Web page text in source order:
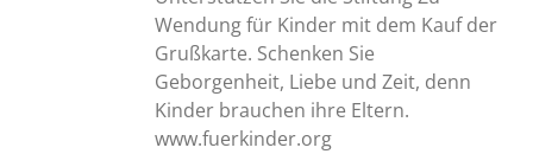
Wendung für Kinder mit dem Kauf der
Grußkarte. Schenken Sie
Geborgenheit, Liebe und Zeit, denn
Kinder brauchen ihre Eltern.
www.fuerkinder.org